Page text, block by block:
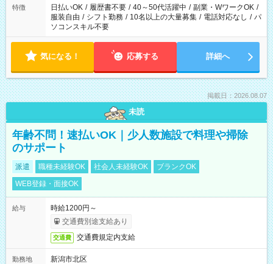
特徴 日払いOK / 履歴書不要 / 40～50代活躍中 / 副業・WワークOK /
服装自由 / シフト勤務 / 10名以上の大量募集 / 電話対応なし / パ
ソコンスキル不要
気になる！ 応募する 詳細へ
掲載日：2026.08.07
未読
年齢不問！速払いOK｜少人数施設で料理や掃除
のサポート
派遣 職種未経験OK 社会人未経験OK
ブランクOK
WEB登録・面接OK
給与
時給1200円～
交通費別途支給あり
交通費 交通費規定内支給
勤務地
新潟市北区